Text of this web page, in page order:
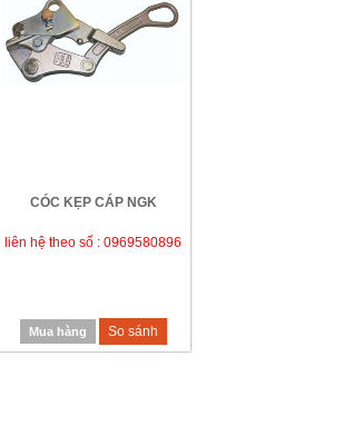
CÓC KẸP CÁP NGK
liên hệ theo số : 0969580896
Mua hàng So sánh